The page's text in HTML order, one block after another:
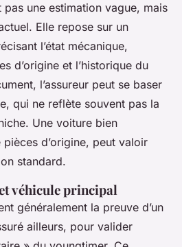
pas une estimation vague, mais
Elle repose sur un
l’état mécanique,
d’origine et l’historique du
l’assureur peut se baser
qui ne reflète souvent pas la
Une voiture bien
d’origine, peut valoir
standard.
véhicule principal
généralement la preuve d’un
ailleurs, pour valider